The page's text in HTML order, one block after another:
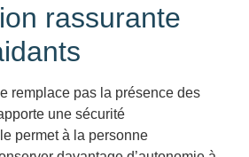
rassurante
remplace pas la présence des
une sécurité
permet à la personne